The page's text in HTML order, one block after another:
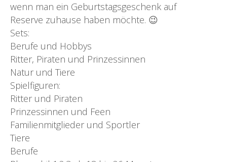
wenn man ein Geburtstagsgeschenk auf
Reserve zuhause haben möchte. 😉
Sets:
Berufe und Hobbys
Ritter, Piraten und Prinzessinnen
Natur und Tiere
Spielfiguren:
Ritter und Piraten
Prinzessinnen und Feen
Familienmitglieder und Sportler
Tiere
Berufe